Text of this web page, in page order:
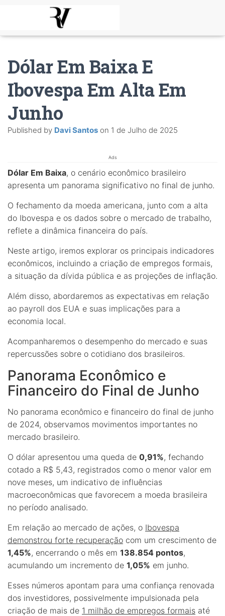
Dólar Em Baixa E
Ibovespa Em Alta Em
Junho
Published by Davi Santos on 1 de Julho de 2025
Ads
Dólar Em Baixa, o cenário econômico brasileiro
apresenta um panorama significativo no final de junho.
O fechamento da moeda americana, junto com a alta
do Ibovespa e os dados sobre o mercado de trabalho,
reflete a dinâmica financeira do país.
Neste artigo, iremos explorar os principais indicadores
econômicos, incluindo a criação de empregos formais,
a situação da dívida pública e as projeções de inflação.
Além disso, abordaremos as expectativas em relação
ao payroll dos EUA e suas implicações para a
economia local.
Acompanharemos o desempenho do mercado e suas
repercussões sobre o cotidiano dos brasileiros.
Panorama Econômico e
Financeiro do Final de Junho
No panorama econômico e financeiro do final de junho
de 2024, observamos movimentos importantes no
mercado brasileiro.
O dólar apresentou uma queda de 0,91%, fechando
cotado a R$ 5,43, registrados como o menor valor em
nove meses, um indicativo de influências
macroeconômicas que favorecem a moeda brasileira
no período analisado.
Em relação ao mercado de ações, o Ibovespa
demonstrou forte recuperação com um crescimento de
1,45%, encerrando o mês em 138.854 pontos,
acumulando um incremento de 1,05% em junho.
Esses números apontam para uma confiança renovada
dos investidores, possivelmente impulsionada pela
criação de mais de 1 milhão de empregos formais até